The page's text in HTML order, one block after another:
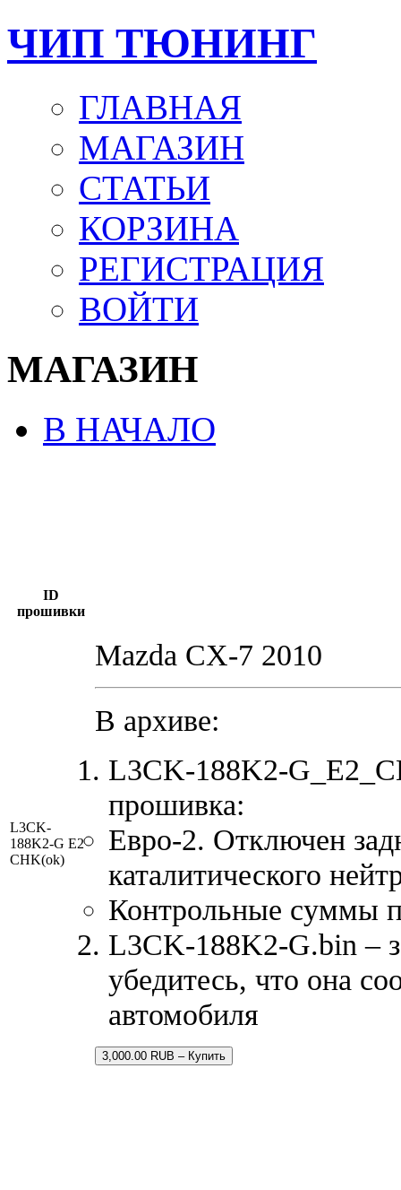
ЧИП ТЮНИНГ
ГЛАВНАЯ
МАГАЗИН
СТАТЬИ
КОРЗИНА
РЕГИСТРАЦИЯ
ВОЙТИ
МАГАЗИН
В НАЧАЛО
ID
прошивки
L3CK-
188K2-G E2
CHK(ok)
Mazda CX-7 2010
В архиве:
L3CK-188K2-
прошивка:
Евро-2. Отключен
каталитического
Контрольные суммы
L3CK-188K2-G.bin –
убедитесь, что она
автомобиля
3,000.00 RUB – Купить